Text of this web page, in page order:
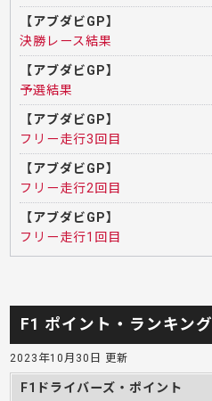
【アブダビGP】
決勝レース結果
【アブダビGP】
予選結果
【アブダビGP】
フリー走行3回目
【アブダビGP】
フリー走行2回目
【アブダビGP】
フリー走行1回目
F1 ポイント・ランキング
2023年10月30日 更新
F1ドライバーズ・ポイント